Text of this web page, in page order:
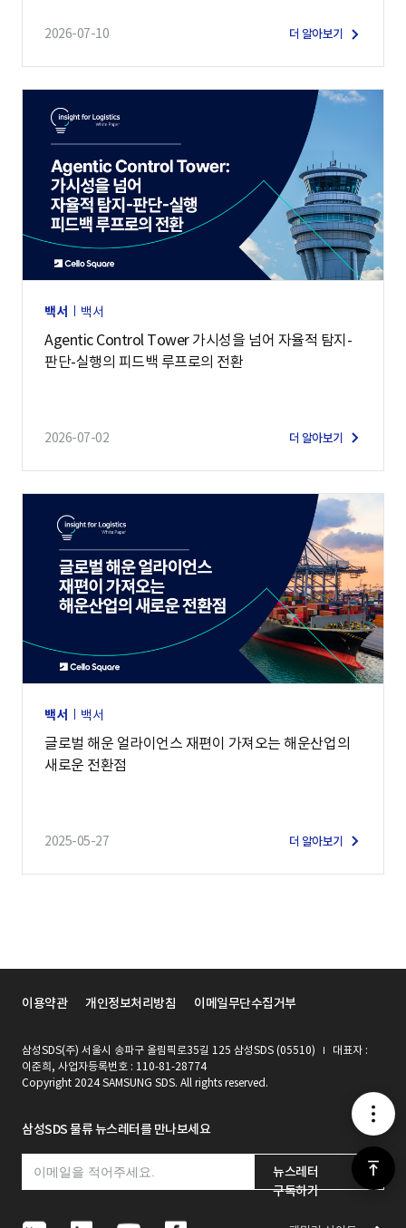
메
뉴
위
2026-07-10 더 알아보기
백서 백서
Agentic Control Tower 가시성을 넘어 자율적 탐지-
판단-실행의 피드백 루프로의 전환
2026-07-02 더 알아보기
백서 백서
글로벌 해운 얼라이언스 재편이 가져오는 해운산업의
새로운 전환점
2025-05-27 더 알아보기
삼성SDS 물류 뉴스레터를 만나보세요
뉴스레터
구독하기
삼성SDS(주) 서울시 송파구 올림픽로35길 125 삼성SDS (05510)
대표자 :
이준희, 사업자등록번호 : 110-81-28774
Copyright 2024 SAMSUNG SDS. All rights reserved.
이용약관 개인정보처리방침 이메일무단수집거부